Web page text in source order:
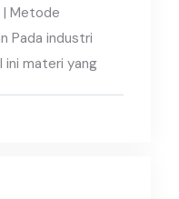
| Metode
Pada industri
ini materi yang